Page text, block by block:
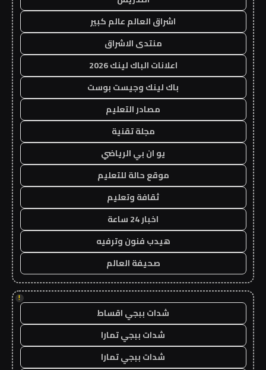
اشراق العالم عالم كبير
منتدى الاشراق
اعلانات الباك لينك 2026
باك لينك وجيست بوست
مصادر التعليم
مجلة تقنية
يو ان بي الرياضي
موقع حالة للتعليم
ثقافة وتعليم
اخبار 24 ساعة
هيدب فنون وترفيه
صحيفة العالم
!
شدات ببجي اقساط
شدات ببجي تمارا
شدات ببجي تمارا